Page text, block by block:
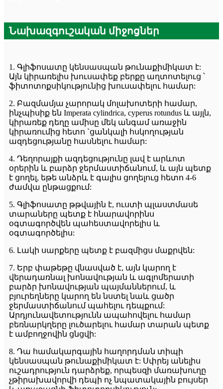
Նախազգուշական միջոցներ
1. Գլիֆոսատը կենսասպան թունաքիմիկատ է:
Այն կիրառելիս խուսափեք բերքը աղտոտելուց ՝
ֆիտոտոքսիկությունից խուսափելու համար:
2. Բազմամյա չարորակ մոլախոտերի համար,
ինչպիսիք են Imperata cylindrica, cyperus rotundus և այլն,
կիրառեք դեղը ամիսը մեկ անգամ առաջին
կիրառումից հետո `ցանկալի հսկողության
ազդեցությանը հասնելու համար:
4. Դեղորայքի ազդեցությունը լավ է արևոտ
օրերին և բարձր ջերմաստիճանում, և այն պետք
է ցողել, եթե անձրև է գալիս ցողելուց հետո 4-6
ժամվա ընթացքում:
5. Գլիֆոսատը թթվային է, ուստի պլաստմասե
տարաները պետք է հնարավորինս
օգտագործվեն պահեստավորելիս և
օգտագործելիս:
6. Լակի սարքերը պետք է բազմիցս մաքրվեն:
7. Երբ փաթեթը վնասված է, այն կարող է
վերադառնալ խոնավության և ագլոմերատի
բարձր խոնավության պայմաններում, և
բյուրեղները կարող են նստել նաև ցածր
ջերմաստիճանում պահելու դեպքում:
Արդյունավետությունն ապահովելու համար
բեռնարկղերը լուծարելու համար տարան պետք
է ամբողջովին ցնցվի:
8. Դա համակարգային հաղորդման տիպի
կենսասպան թունաքիմիկատ է: Սփրեյ անելիս
ուշադրություն դարձրեք, որպեսզի մառախուղը
չթիրախավորվի դեպի ոչ նպատակային բույսեր